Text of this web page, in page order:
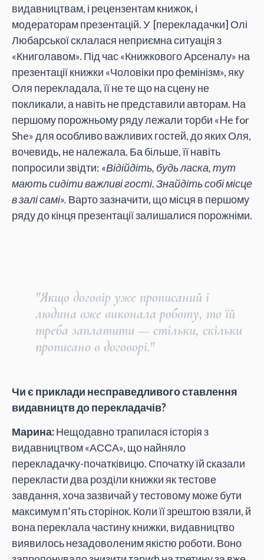
видавництвам, і рецензентам книжок, і
модераторам презентацій. У [перекладачки] Олі
Любарської склалася неприємна ситуація з
«Книголавом». Під час «Книжкового Арсеналу» на
презентації книжки «Чоловіки про фемінізм», яку
Оля перекладала, її не те що на сцену не
покликали, а навіть не представили авторам. На
першому порожньому ряду лежали торби «He for
She» для особливо важливих гостей, до яких Оля,
вочевидь, не належала. Ба більше, її навіть
попросили звідти: «Відійдіть, будь ласка, тут
мають сидіти важливі гості. Знайдіть собі місце
в залі самі». Варто зазначити, що місця в першому
ряду до кінця презентації залишалися порожніми.
"Якщо договір уже прописаний і
людина вже виконала роботу, то їй
треба заплатити — стільки, скільки
прописано в договорі."
Чи є приклади несправедливого ставлення
видавництв до перекладачів?
Марина:Нещодавно трапилася історія з
видавництвом «АССА», що найняло
перекладачку-початківицю. Спочатку їй сказали
перекласти два розділи книжки як тестове
завдання, хоча зазвичай у тестовому може бути
максимум п’ять сторінок. Коли її зрештою взяли, й
вона переклала частину книжки, видавництво
виявилось незадоволеним якістю роботи. Воно